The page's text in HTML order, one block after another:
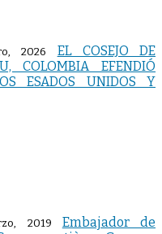
2026
EL COSEJO DE
COLOMBIA EFENDIÓ
ESADOS UNIDOS Y
2019
Embajador de